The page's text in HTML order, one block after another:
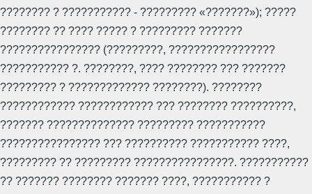
???????? ? ??????????? - ????????? «???????»); ?????
???????? ?? ???? ????? ? ????????? ???????
???????????????? (?????????, ?????????????????
??????????? ?. ????????, ???? ???????? ??? ???????
????????? ? ????????????? ????????). ????????
???????????? ???????????? ??? ???????? ??????????,
??????? ?????????????? ????????? ???????????
???????????????? ??? ?????????? ??????????? ????,
????????? ?? ????????? ????????????????. ???????????
?? ??????? ???????? ??????? ????, ??????????? ?